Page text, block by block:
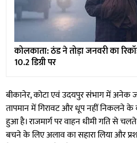
कोलकाता: ठंड ने तोड़ा जनवरी का
10.2 डिग्री पर
बीकानेर, कोटा एवं उदयपुर संभाग में अनेक
तापमान में गिरावट और धूप नहीं निकलने के
हुआ है। राजमार्ग पर वाहन धीमी गति से
बचने के लिए अलाव का सहारा लिया और